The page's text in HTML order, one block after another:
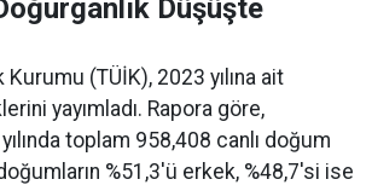
Düşüşte
(TÜİK), 2023 yılına ait
yayımladı. Rapora göre,
toplam 958,408 canlı doğum
%51,3'ü erkek, %48,7'si ise